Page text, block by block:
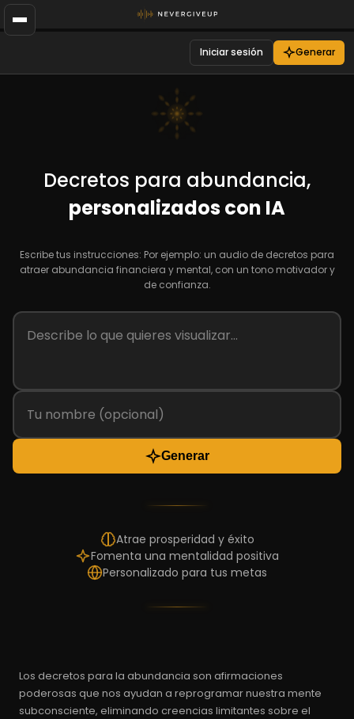
Iniciar sesión Generar
Decretos para abundancia,
personalizados con IA
Escribe tus instrucciones: Por ejemplo: un audio de decretos para
atraer abundancia financiera y mental, con un tono motivador y
de confianza.
Generar
Atrae prosperidad y éxito
Fomenta una mentalidad positiva
Personalizado para tus metas
Los decretos para la abundancia son afirmaciones
poderosas que nos ayudan a reprogramar nuestra mente
subconsciente, eliminando creencias limitantes sobre el